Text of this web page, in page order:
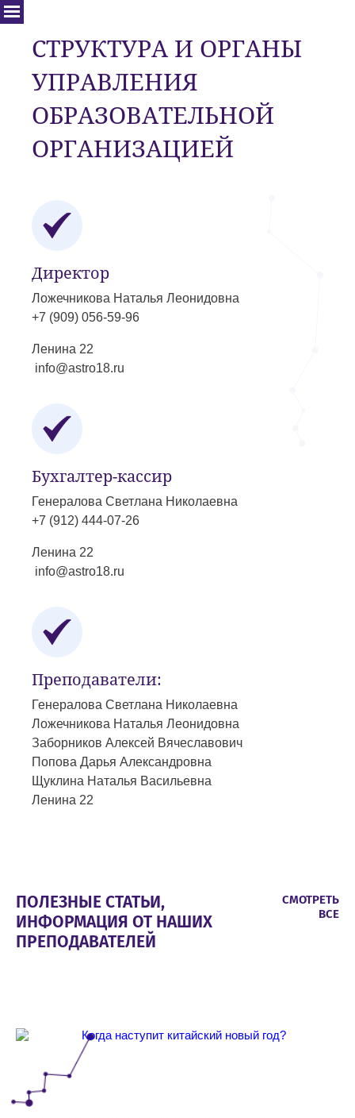
СТРУКТУРА И ОРГАНЫ
УПРАВЛЕНИЯ
ОБРАЗОВАТЕЛЬНОЙ
ОРГАНИЗАЦИЕЙ
Директор
Ложечникова Наталья Леонидовна
+7 (909) 056-59-96
Ленина 22
info@astro18.ru
Бухгалтер-кассир
Генералова Светлана Николаевна
+7 (912) 444-07-26
Ленина 22
info@astro18.ru
Преподаватели:
Генералова Светлана Николаевна
Ложечникова Наталья Леонидовна
Заборников Алексей Вячеславович
Попова Дарья Александровна
Щуклина Наталья Васильевна
Ленина 22
ПОЛЕЗНЫЕ СТАТЬИ,
ИНФОРМАЦИЯ ОТ НАШИХ
ПРЕПОДАВАТЕЛЕЙ
СМОТРЕТЬ
ВСЕ